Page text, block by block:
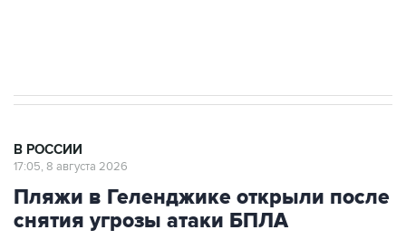
В РОССИИ
17:05, 8 августа 2026
Пляжи в Геленджике открыли после
снятия угрозы атаки БПЛА